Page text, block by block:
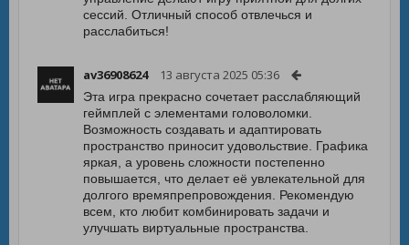
сессий. Отличный способ отвлечься и
расслабиться!
av36908624 13 августа 2025 05:36
Эта игра прекрасно сочетает расслабляющий
геймплей с элементами головоломки.
Возможность создавать и адаптировать
пространство приносит удовольствие. Графика
яркая, а уровень сложности постепенно
повышается, что делает её увлекательной для
долгого времяпрепровождения. Рекомендую
всем, кто любит комбинировать задачи и
улучшать виртуальные пространства.